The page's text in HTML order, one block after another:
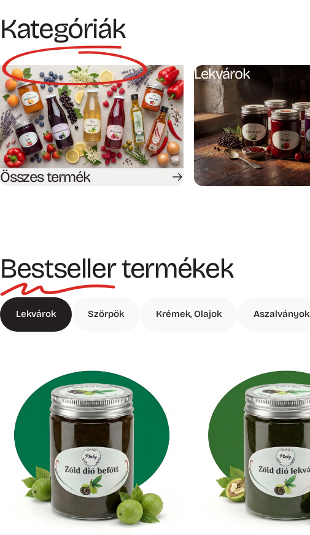
Kategóriák
Összes termék
Lekvárok
Bestsellertermékek
Lekvárok Szörpök Krémek, Olajok Aszalványok